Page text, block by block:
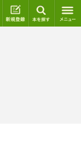
ログイン 新規登録